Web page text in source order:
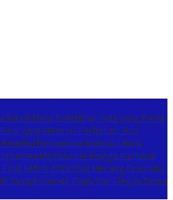
Tubuh Mulai Kelebihan Gula yang Perlu
yang Mencuri Perhatian, Apa
Kecamatan Malinau Utara
Mini Soccer hingga Karnaval
BMC V 2026 Usai Menang Dramatis
Tampil Simpel, Rapi, dan Elegan Tanpa